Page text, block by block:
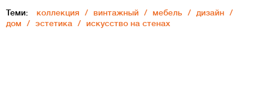
Теми: коллекция винтажный мебель
дизайн
дом
эстетика искусство на стенах